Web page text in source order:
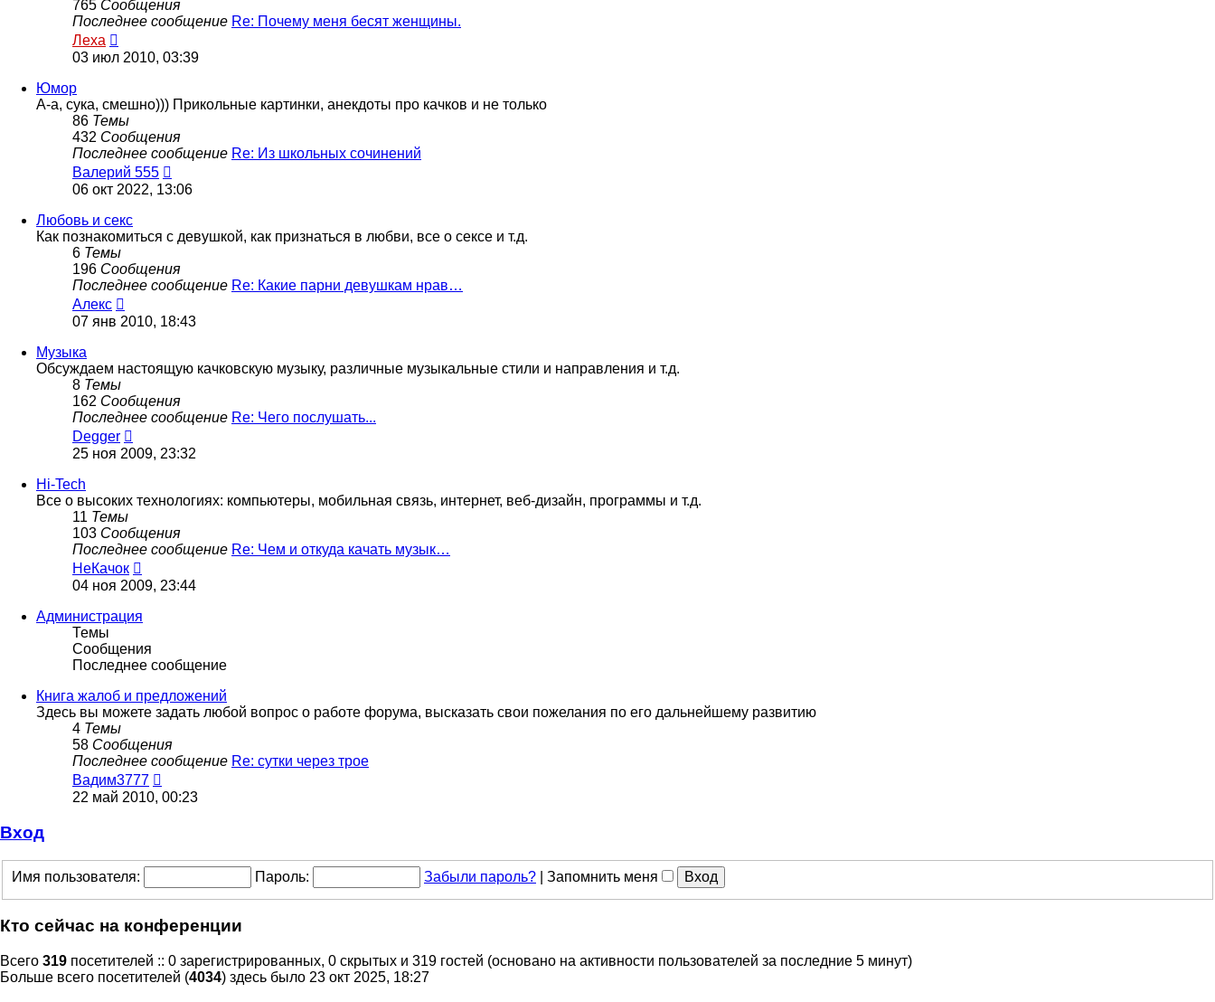
765 Сообщения
Последнее сообщение Re: Почему меня бесят женщины.
Леха
к
03 июл 2010, 03:39
Юмор
А-а, сука, смешно))) Прикольные картинки, анекдоты про качков и не только
86 Темы
432 Сообщения
Последнее сообщение Re: Из школьных сочинений
Валерий 555
к
06 окт 2022, 13:06
Любовь и секс
Как познакомиться с девушкой, как признаться в любви, все о сексе и т.д.
6 Темы
196 Сообщения
Последнее сообщение Re: Какие парни девушкам нрав…
Алекс
к
07 янв 2010, 18:43
Музыка
Обсуждаем настоящую качковскую музыку, различные музыкальные стили и направления и т.д.
8 Темы
162 Сообщения
Последнее сообщение Re: Чего послушать...
Degger
к
25 ноя 2009, 23:32
Hi-Tech
Все о высоких технологиях: компьютеры, мобильная связь, интернет, веб-дизайн, программы и т.д.
11 Темы
103 Сообщения
Последнее сообщение Re: Чем и откуда качать музык…
НеКачок
к
сообщению
04 ноя 2009, 23:44
Администрация
Темы
Сообщения
Последнее сообщение
Книга жалоб и предложений
Здесь вы можете задать любой вопрос о работе форума, высказать свои пожелания по его дальнейшему развитию
4 Темы
58 Сообщения
Последнее сообщение Re: сутки через трое
Вадим3777
к
22 май 2010, 00:23
Вход
Имя пользователя: Пароль: Забыли пароль? Запомнить меня
Кто сейчас на конференции
Всего 319 посетителей :: 0 зарегистрированных, 0 скрытых и 319 гостей (основано на активности пользователей за последние 5 минут)
Больше всего посетителей (4034) здесь было 23 окт 2025, 18:27